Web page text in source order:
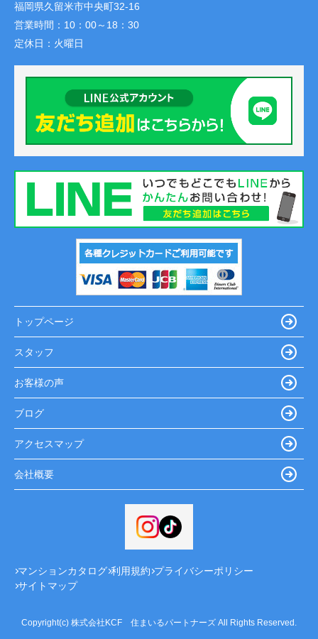
福岡県久留米市中央町32-16
営業時間： 10：00～18：30
定休日： 火曜日
トップページ
スタッフ
お客様の声
ブログ
アクセスマップ
会社概要
マンションカタログ 利用規約 プライバシーポリシー
サイトマップ
Copyright(c) 株式会社KCF 住まいるパートナーズ All Rights Reserved.